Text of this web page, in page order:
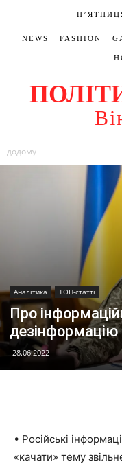
NEWS FASHION
додому
Аналітика ТОП-статті
Про
дезінформацію
28.06.2022
• Російські
«качати» тему